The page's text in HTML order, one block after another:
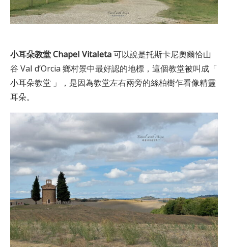
小耳朵教堂 Chapel Vitaleta可以說是托斯卡尼奧爾恰山
谷 Val d’Orcia 鄉村景中最好認的地標，這個教堂被叫成「
小耳朵教堂 」，是因為教堂左右兩旁的絲柏樹乍看像精靈
耳朵。